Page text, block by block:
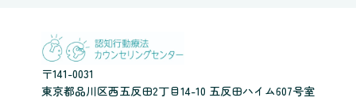
〒141-0031
東京都品川区西五反田2丁目14-10 五反田ハイム607号室